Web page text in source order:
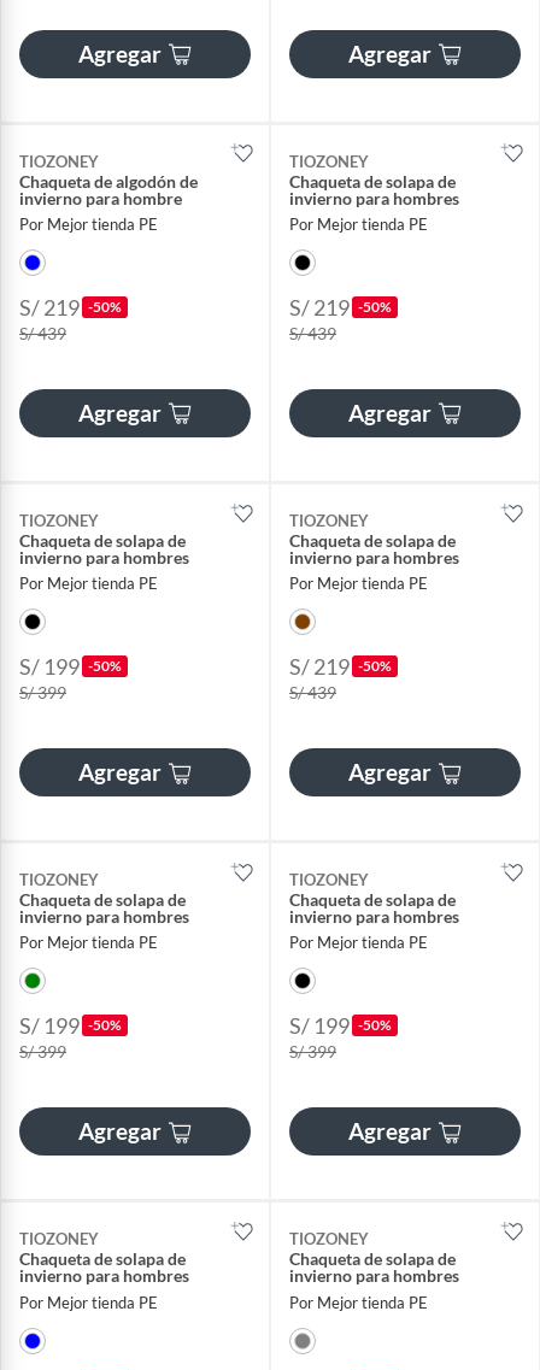
Agregar Agregar
TIOZONEY
Chaqueta de algodón de
invierno para hombre
Por Mejor tienda PE
S/ 219 -50%
S/ 439
Agregar
TIOZONEY
Chaqueta de solapa de
invierno para hombres
Por Mejor tienda PE
S/ 219 -50%
S/ 439
Agregar
TIOZONEY
Chaqueta de solapa de
invierno para hombres
Por Mejor tienda PE
S/ 199 -50%
S/ 399
Agregar
TIOZONEY
Chaqueta de solapa de
invierno para hombres
Por Mejor tienda PE
S/ 219 -50%
S/ 439
Agregar
TIOZONEY
Chaqueta de solapa de
invierno para hombres
Por Mejor tienda PE
S/ 199 -50%
S/ 399
Agregar
TIOZONEY
Chaqueta de solapa de
invierno para hombres
Por Mejor tienda PE
S/ 199 -50%
S/ 399
Agregar
TIOZONEY
Chaqueta de solapa de
invierno para hombres
Por Mejor tienda PE
TIOZONEY
Chaqueta de solapa de
invierno para hombres
Por Mejor tienda PE